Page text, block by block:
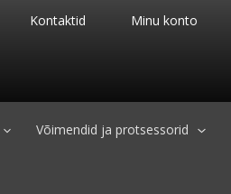
Kontaktid Minu konto
Võimendid ja protsessorid